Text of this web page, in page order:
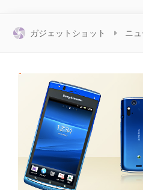
ガジェットショット ニ